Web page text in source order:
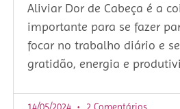
Aliviar Dor de Cabeça é a
importante para se fazer
focar no trabalho diário e
gratidão, energia e